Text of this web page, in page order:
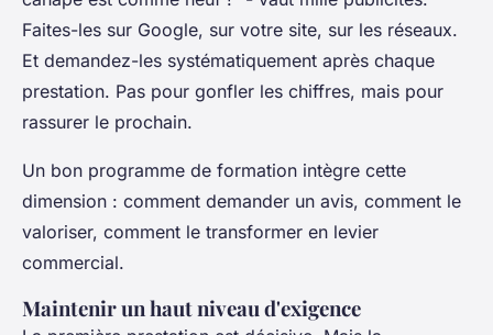
Faites-les sur Google, sur votre site, sur les réseaux.
Et demandez-les systématiquement après chaque
prestation. Pas pour gonfler les chiffres, mais pour
rassurer le prochain.
Un bon programme de formation intègre cette
dimension : comment demander un avis, comment le
valoriser, comment le transformer en levier
commercial.
Maintenir un haut niveau d'exigence